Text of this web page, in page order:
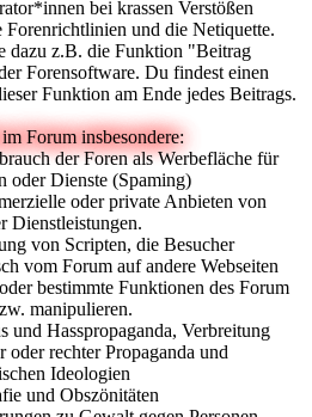
bei krassen Verstößen
Forenrichtlinien und die Netiquette.
dazu z.B. die Funktion "Beitrag
Forensoftware. Du findest einen
Funktion am Ende jedes Beitrags.
Forum insbesondere:
der Foren als Werbefläche für
oder Dienste (Spaming)
oder private Anbieten von
Dienstleistungen.
von Scripten, die Besucher
vom Forum auf andere Webseiten
bestimmte Funktionen des Forum
manipulieren.
und Hasspropaganda, Verbreitung
oder rechter Propaganda und
Ideologien
und Obszönitäten